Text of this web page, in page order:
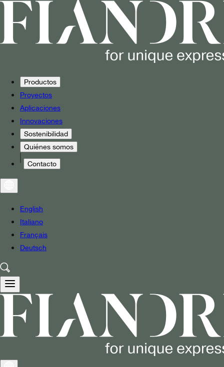
Productos
Proyectos
Aplicaciones
Innovaciones
Sostenibilidad
Quiénes somos
Contacto
English
Italiano
Français
Deutsch